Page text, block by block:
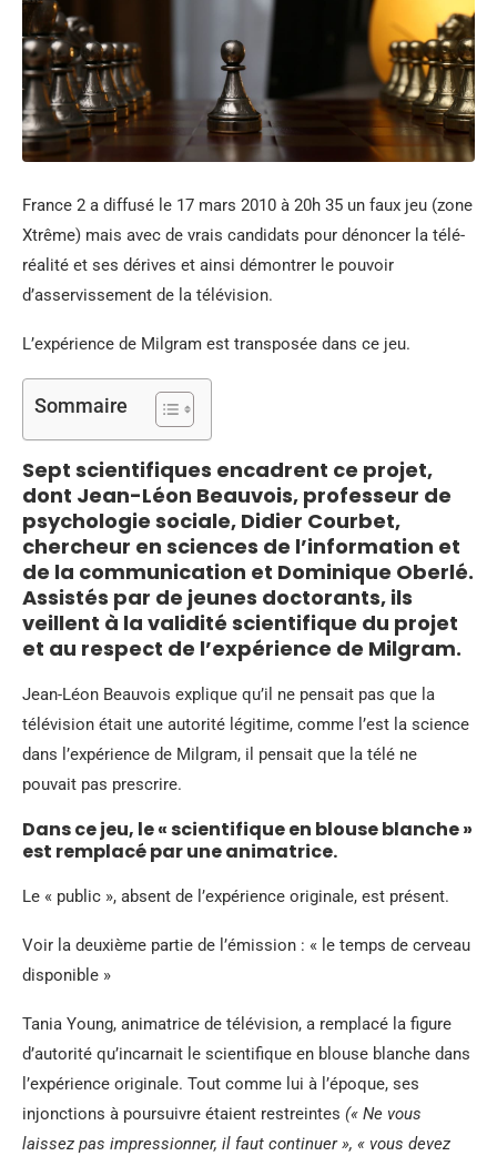
France 2 a diffusé le 17 mars 2010 à 20h 35 un faux jeu (zone
Xtrême) mais avec de vrais candidats pour dénoncer la télé-
réalité et ses dérives et ainsi démontrer le pouvoir
d’asservissement de la télévision.
L’expérience de Milgram est transposée dans ce jeu.
Sommaire
Sept scientifiques encadrent ce projet,
dont Jean-Léon Beauvois, professeur de
psychologie sociale, Didier Courbet,
chercheur en sciences de l’information et
de la communication et Dominique Oberlé.
Assistés par de jeunes doctorants, ils
veillent à la validité scientifique du projet
et au respect de l’expérience de Milgram.
Jean-Léon Beauvois explique qu’il ne pensait pas que la
télévision était une autorité légitime, comme l’est la science
dans l’expérience de Milgram, il pensait que la télé ne
pouvait pas prescrire.
Dans ce jeu, le « scientifique en blouse blanche »
est remplacé par une animatrice.
Le « public », absent de l’expérience originale, est présent.
Voir la deuxième partie de l’émission : « le temps de cerveau
disponible »
Tania Young, animatrice de télévision, a remplacé la figure
d’autorité qu’incarnait le scientifique en blouse blanche dans
l’expérience originale. Tout comme lui à l’époque, ses
injonctions à poursuivre étaient restreintes (« Ne vous
laissez pas impressionner, il faut continuer », « vous devez